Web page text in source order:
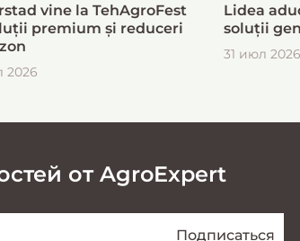
vine la TehAgroFest
premium și reduceri
2026
Lidea
soluții
31 июл 2026
от AgroExpert